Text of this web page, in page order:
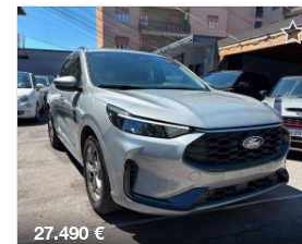
27.490 €